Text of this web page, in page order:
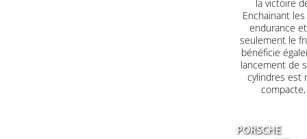
la victoire
Enchainant
endurance
seulement le
bénéficie
lancement de
cylindres est
PORSCHE